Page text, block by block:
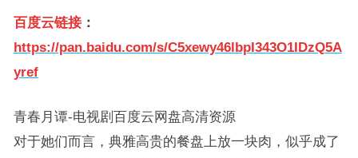
百度云链接：
https://pan.baidu.com/s/C5xewy46lbpI343O1IDzQ5A
yref
青春月谭-电视剧百度云网盘高清资源
对于她们而言，典雅高贵的餐盘上放一块肉，似乎成了